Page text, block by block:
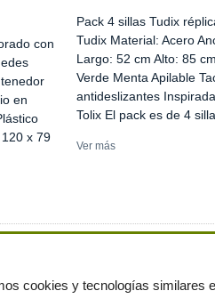
con
en
x 79
Pack 4 sillas Tudix
Tudix Material: Acero
Largo: 52 cm Alto: 85
Verde Menta Apilable
antideslizantes
Tolix El pack es de 4
Ver más
cookies y tecnologías similares